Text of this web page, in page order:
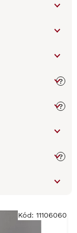
?
?
?
Kód: 11106060